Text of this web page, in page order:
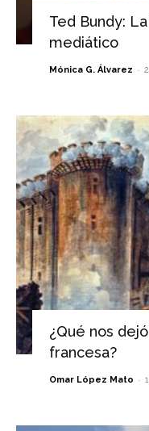
Ted Bundy:
mediático
Mónica G. Álvarez -
¿Qué nos
francesa?
Omar López Mato -